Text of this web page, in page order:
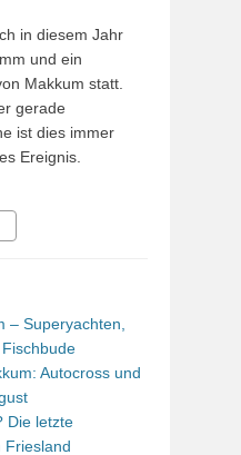
in diesem Jahr
und ein
Makkum statt.
gerade
ist dies immer
Ereignis.
– Superyachten,
Autocross und
Die letzte
Friesland